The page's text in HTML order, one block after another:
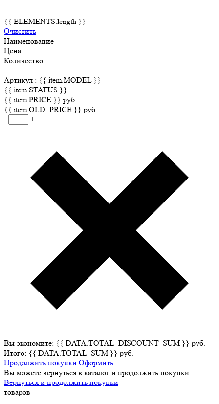
{{ ELEMENTS.length }}
Очистить
Наименование
Цена
Количество
Артикул : {{ item.MODEL }}
{{ item.STATUS }}
{{ item.PRICE }} руб.
{{ item.OLD_PRICE }} руб.
-
+
Вы экономите: {{ DATA.TOTAL_DISCOUNT_SUM }} руб.
Итого: {{ DATA.TOTAL_SUM }} руб.
Продолжить покупки Оформить
Вы можете вернуться в каталог и продолжить покупки
Вернуться и продолжить покупки
товаров